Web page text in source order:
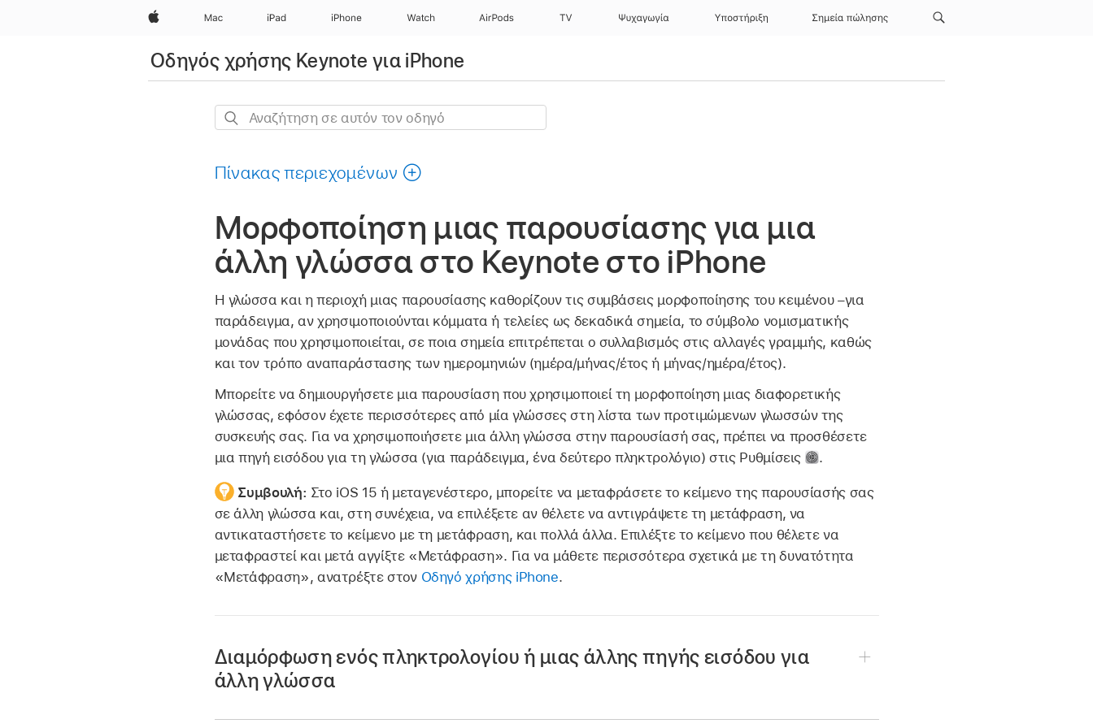
Apple Mac iPad iPhone Watch AirPods TV Ψυχαγωγία Υποστήριξη Σημεία πώλησης
Οδηγός χρήσης Keynote για iPhone
Αναζήτηση
τον
Πίνακας περιεχομένων
Μορφοποίηση μιας παρουσίασης για μια
άλλη γλώσσα στο Keynote στο iPhone
Η γλώσσα και η περιοχή μιας παρουσίασης καθορίζουν τις συμβάσεις μορφοποίησης του κειμένου –για
παράδειγμα, αν χρησιμοποιούνται κόμματα ή τελείες ως δεκαδικά σημεία, το σύμβολο νομισματικής
μονάδας που χρησιμοποιείται, σε ποια σημεία επιτρέπεται ο συλλαβισμός στις αλλαγές γραμμής, καθώς
και τον τρόπο αναπαράστασης των ημερομηνιών (ημέρα/μήνας/έτος ή μήνας/ημέρα/έτος).
Μπορείτε να δημιουργήσετε μια παρουσίαση που χρησιμοποιεί τη μορφοποίηση μιας διαφορετικής
γλώσσας, εφόσον έχετε περισσότερες από μία γλώσσες στη λίστα των προτιμώμενων γλωσσών της
συσκευής σας. Για να χρησιμοποιήσετε μια άλλη γλώσσα στην παρουσίασή σας, πρέπει να προσθέσετε
μια πηγή εισόδου για τη γλώσσα (για παράδειγμα, ένα δεύτερο πληκτρολόγιο) στις Ρυθμίσεις
.
Συμβουλή: Στο iOS 15 ή μεταγενέστερο, μπορείτε να μεταφράσετε το κείμενο της παρουσίασής σας
σε άλλη γλώσσα και, στη συνέχεια, να επιλέξετε αν θέλετε να αντιγράψετε τη μετάφραση, να
αντικαταστήσετε το κείμενο με τη μετάφραση, και πολλά άλλα. Επιλέξτε το κείμενο που θέλετε να
μεταφραστεί και μετά αγγίξτε «Μετάφραση». Για να μάθετε περισσότερα σχετικά με τη δυνατότητα
«Μετάφραση», ανατρέξτε στον Οδηγό χρήσης iPhone.
Διαμόρφωση ενός πληκτρολογίου ή μιας άλλης πηγής εισόδου για
άλλη γλώσσα